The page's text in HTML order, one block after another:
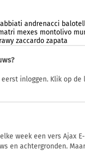
abbiati andrenacci
mexes montolivo
zaccardo zapata
inloggen. Klik op de
week een vers Ajax
en achtergronden.